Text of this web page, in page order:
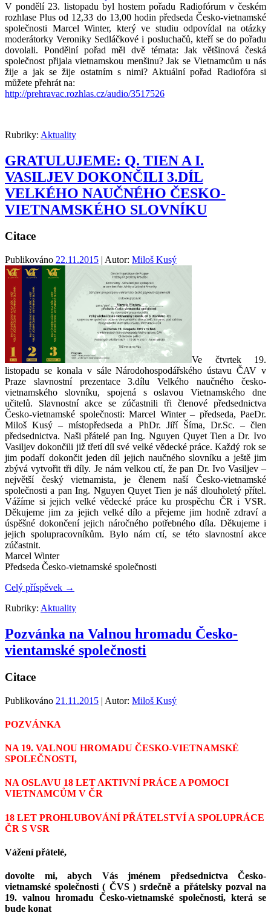
V pondělí 23. listopadu byl hostem pořadu Radiofórum v českém
rozhlase Plus od 12,33 do 13,00 hodin předseda Česko-vietnamské
společnosti Marcel Winter, který ve studiu odpovídal na otázky
moderátorky Veroniky Sedláčkové i posluchačů, kteří se do pořadu
dovolali. Pondělní pořad měl dvě témata: Jak většinová česká
společnost přijala vietnamskou menšinu? Jak se Vietnamcům u nás
žije a jak se žije ostatním s nimi? Aktuální pořad Radiofóra si
můžete přehrát na:
http://prehravac.rozhlas.cz/audio/3517526
Rubriky: Aktuality
GRATULUJEME: Q. TIEN A I.
VASILJEV DOKONČILI 3.DÍL
VELKÉHO NAUČNÉHO ČESKO-
VIETNAMSKÉHO SLOVNÍKU
Citace
Publikováno 22.11.2015 | Autor: Miloš Kusý
Ve čtvrtek 19.
listopadu se konala v sále Národohospodářského ústavu ČAV v
Praze slavnostní prezentace 3.dílu Velkého naučného česko-
vietnamského slovníku, spojená s oslavou Vietnamského dne
učitelů. Slavnostní akce se zúčastnili tři členové předsednictva
Česko-vietnamské společnosti: Marcel Winter – předseda, PaeDr.
Miloš Kusý – místopředseda a PhDr. Jiří Šíma, Dr.Sc. – člen
předsednictva. Naši přátelé pan Ing. Nguyen Quyet Tien a Dr. Ivo
Vasiljev dokončili již třetí díl své velké vědecké práce. Každý rok se
jim podaří dokončit jeden díl jejich naučného slovníku a ještě jim
zbývá vytvořit tři díly. Je nám velkou ctí, že pan Dr. Ivo Vasiljev –
největší český vietnamista, je členem naší Česko-vietnamské
společnosti a pan Ing. Nguyen Quyet Tien je náš dlouholetý přítel.
Vážíme si jejich velké vědecké práce ku prospěchu ČR i VSR.
Děkujeme jim za jejich velké dílo a přejeme jim hodně zdraví a
úspěšné dokončení jejich náročného potřebného díla. Děkujeme i
jejich spolupracovníkům. Bylo nám ctí, se této slavnostní akce
zúčastnit.
Marcel Winter
Předseda Česko-vietnamské společnosti
Celý příspěvek →
Rubriky: Aktuality
Pozvánka na Valnou hromadu Česko-
vientamské společnosti
Citace
Publikováno 21.11.2015 | Autor: Miloš Kusý
POZVÁNKA
NA 19. VALNOU HROMADU ČESKO-VIETNAMSKÉ
SPOLEČNOSTI,
NA OSLAVU 18 LET AKTIVNÍ PRÁCE A POMOCI
VIETNAMCŮM V ČR
18 LET PROHLUBOVÁNÍ PŘÁTELSTVÍ A SPOLUPRÁCE
ČR S VSR
Vážení přátelé,
dovolte mi, abych Vás jménem předsednictva Česko-
vietnamské společnosti ( ČVS ) srdečně a přátelsky pozval na
19. valnou hromadu Česko-vietnamské společnosti, která se
bude konat